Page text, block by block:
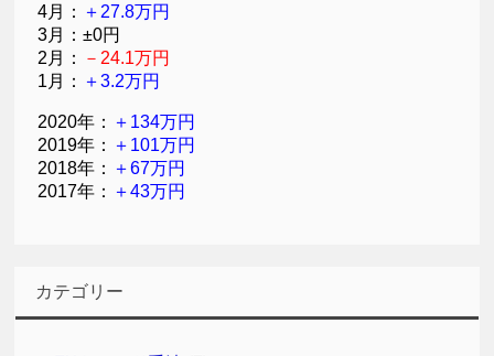
4月： ＋27.8万円
3月：±0円
2月：
－24.1万円
1月： ＋3.2万円
2020年： ＋134万円
2019年： ＋101万円
2018年： ＋67万円
2017年： ＋43万円
カテゴリー